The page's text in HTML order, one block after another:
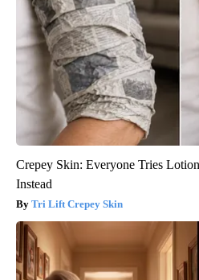
Crepey Skin: Everyone Tries
Instead
Tri Lift Crepey Skin